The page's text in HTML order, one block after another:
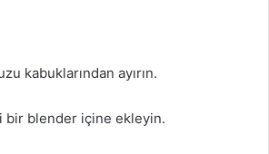
kabuklarından ayırın.
bir blender içine ekleyin.